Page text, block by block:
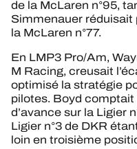
de la McLaren n°95,
Simmenauer réduisait
la McLaren n°77.
En LMP3 Pro/Am,
M Racing, creusait
optimisé la stratégie
pilotes. Boyd
d’avance sur la Ligier
Ligier n°3 de DKR
loin en troisième